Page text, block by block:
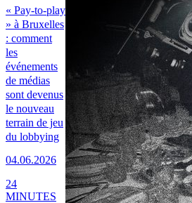
« Pay-to-play
» à Bruxelles
: comment
les
événements
de médias
sont devenus
le nouveau
terrain de jeu
du lobbying
04.06.2026
24
MINUTES